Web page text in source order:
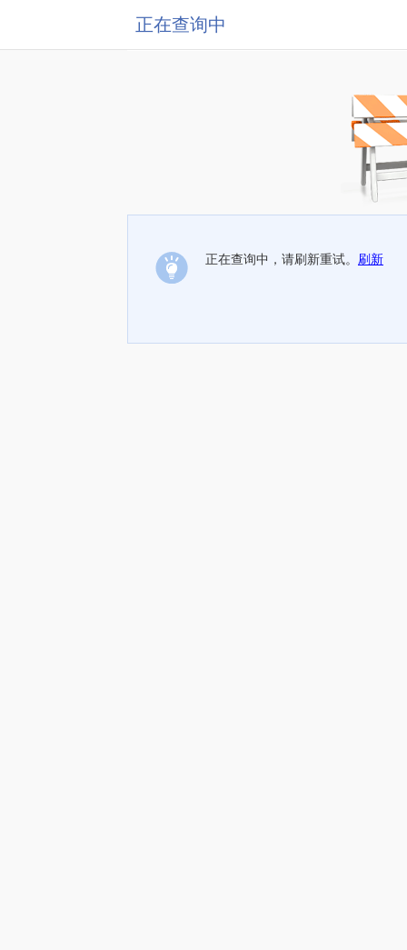
正在查询中
正在查询中，请刷新重试。 刷新